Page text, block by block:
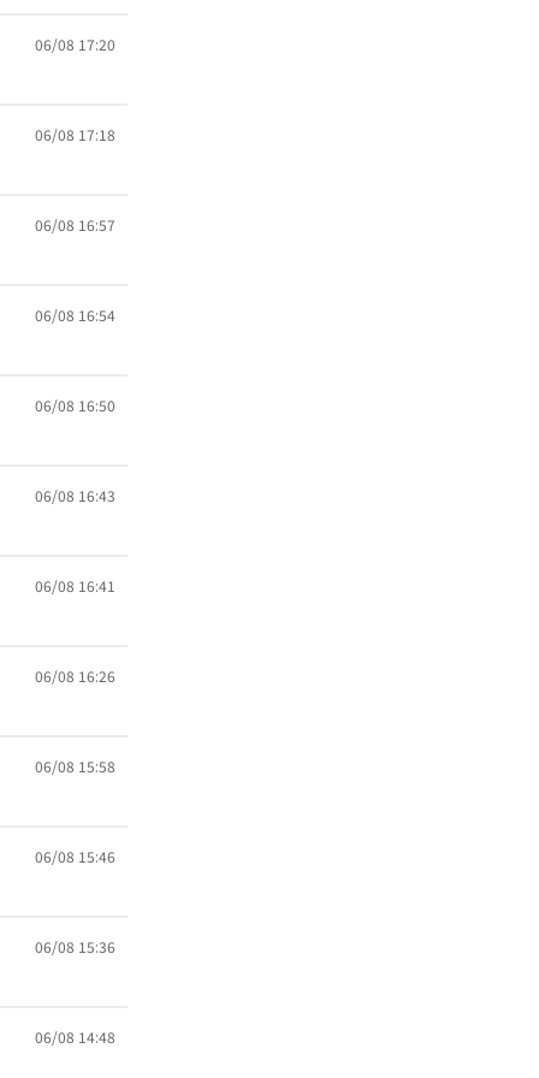
06/08 17:20
06/08 17:18
06/08 16:57
06/08 16:54
06/08 16:50
06/08 16:43
06/08 16:41
06/08 16:26
06/08 15:58
06/08 15:46
06/08 15:36
06/08 14:48